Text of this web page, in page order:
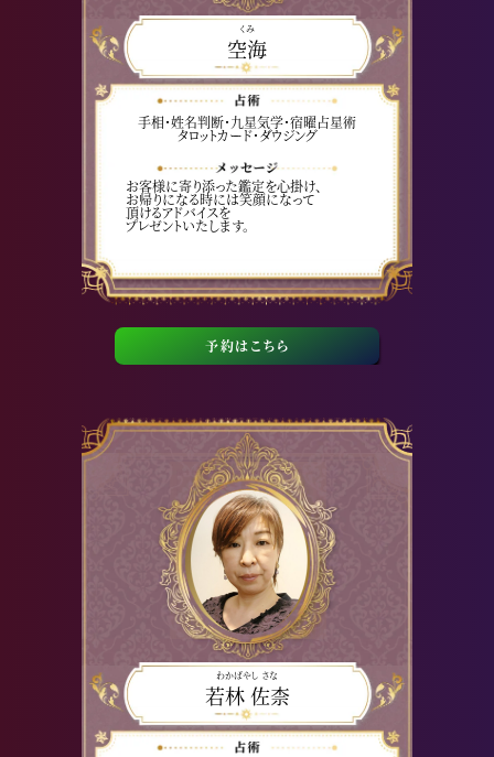
くみ
空海
手相・姓名判断・九星気学・宿曜占星術
タロットカード・ダウジング
お客様に寄り添った鑑定を心掛け、
お帰りになる時には笑顔になって
頂けるアドバイスを
プレゼントいたします。
予約はこちら
わかばやし さな
若林 佐柰